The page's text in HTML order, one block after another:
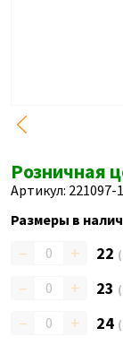
Розничная
Артикул: 221097-
Размеры в
– + 22
– + 23
– + 24